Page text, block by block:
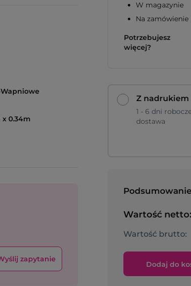
Wapniowe
x 0.34m
zapytanie
W magazynie
Na zamówienie
Potrzebujesz
więcej?
Z nadrukiem
1 - 6 dni
dostawa
Podsumowanie
Wartość netto:
Wartość brutto:
Dodaj do